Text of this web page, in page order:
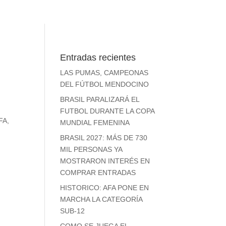
Entradas recientes
LAS PUMAS, CAMPEONAS
DEL FÚTBOL MENDOCINO
BRASIL PARALIZARÁ EL
FUTBOL DURANTE LA COPA
MUNDIAL FEMENINA
BRASIL 2027: MÁS DE 730
MIL PERSONAS YA
MOSTRARON INTERÉS EN
COMPRAR ENTRADAS
HISTORICO: AFA PONE EN
MARCHA LA CATEGORÍA
SUB-12